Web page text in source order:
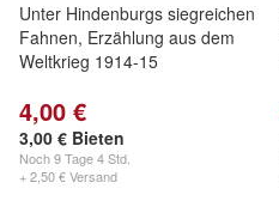
Unter Hindenburgs siegreichen
Fahnen, Erzählung aus dem
Weltkrieg 1914-15
4,00 €
3,00 € Bieten
Noch9 Tage 4 Std.
+ 2,50 € Versand